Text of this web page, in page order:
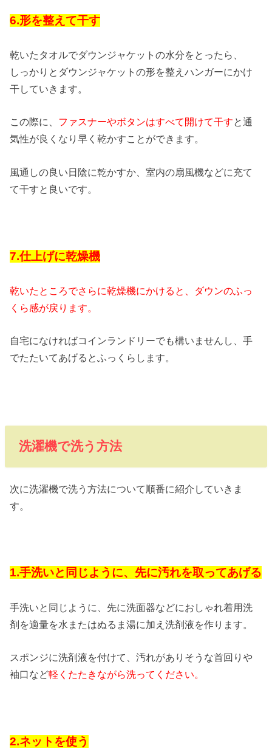
6.形を整えて干す
乾いたタオルでダウンジャケットの水分をとったら、
しっかりとダウンジャケットの形を整えハンガーにかけ
干していきます。
この際に、 ファスナーやボタンはすべて開けて干すと通
気性が良くなり早く乾かすことができます。
風通しの良い日陰に乾かすか、室内の扇風機などに充て
て干すと良いです。
7.仕上げに乾燥機
乾いたところでさらに乾燥機にかけると、ダウンのふっ
くら感が戻ります。
自宅になければコインランドリーでも構いませんし、手
でたたいてあげるとふっくらします。
洗濯機で洗う方法
次に洗濯機で洗う方法について順番に紹介していきま
す。
1.手洗いと同じように、先に汚れを取ってあげる
手洗いと同じように、先に洗面器などにおしゃれ着用洗
剤を適量を水またはぬるま湯に加え洗剤液を作ります。
スポンジに洗剤液を付けて、汚れがありそうな首回りや
袖口など軽くたたきながら洗ってください。
2.ネットを使う